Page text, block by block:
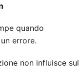
quando
errore.
non influisce sul